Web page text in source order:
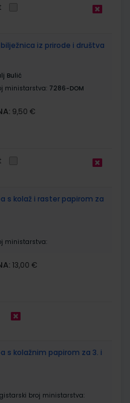
bilježnica iz prirode i društva
Bulić
ministarstva: 7286-DOM
9,50 €
s kolaž i raster papirom za
ministarstva:
13,00 €
s kolažnim papirom za 3. i
broj ministarstva: